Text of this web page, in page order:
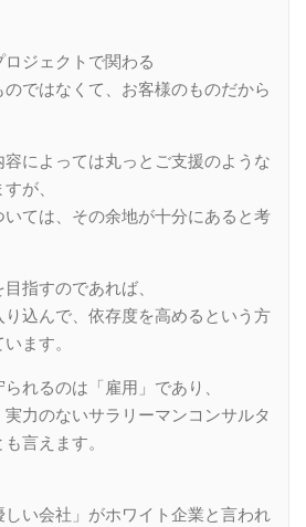
ジェクトで関わる
ではなくて、お客様のものだから
容によっては丸っとご支援のような
が、
ては、その余地が十分にあると考
指すのであれば、
込んで、依存度を高めるという方
ます。
れるのは「雇用」であり、
力のないサラリーマンコンサルタ
言えます。
い会社」がホワイト企業と言われ